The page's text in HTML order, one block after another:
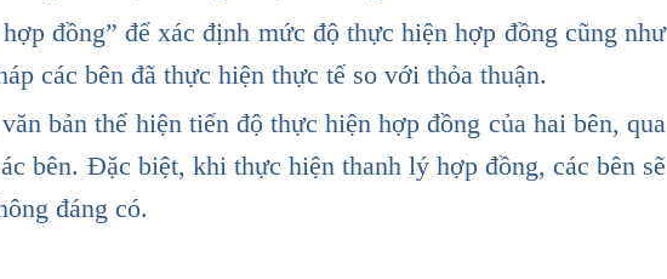
đồng” để xác định mức độ thực hiện hợp đồng cũng như
các bên đã thực hiện thực tế so với thỏa thuận.
bản thể hiện tiến độ thực hiện hợp đồng của hai bên, qua
bên. Đặc biệt, khi thực hiện thanh lý hợp đồng, các bên sẽ
đáng có.